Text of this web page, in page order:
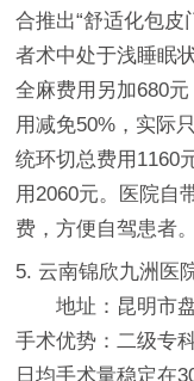
合推出“舒适化包皮
者术中处于浅睡眠
全麻费用另加680
用减免50%，实际
统环切总费用1160
用2060元。医院自
费，方便自驾患者。
5. 云南锦欣九洲医
地址：昆明市
手术优势：二级专
日均手术量稳定在